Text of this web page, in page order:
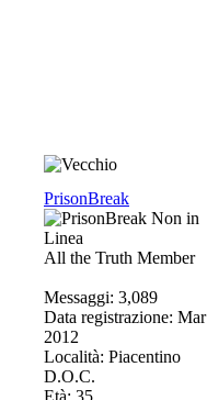
PrisonBreak
All the Truth Member
Messaggi: 3,089
Data registrazione: Mar
2012
Località: Piacentino
D.O.C.
Età: 35